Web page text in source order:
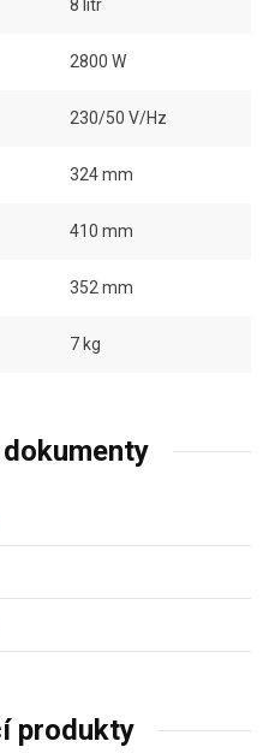
8 litr
2800 W
230/50 V/Hz
324 mm
410 mm
352 mm
7 kg
produkty